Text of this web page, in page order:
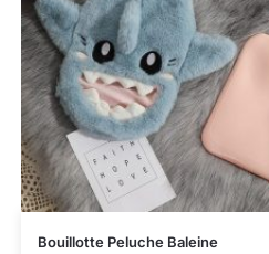
Bouillotte Peluche Baleine